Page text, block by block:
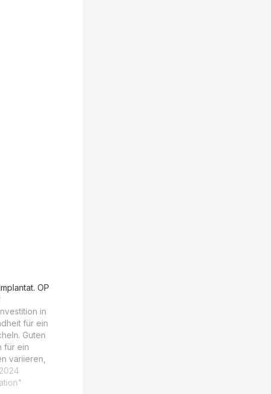
OP
in
für ein
Guten
für ein
variieren,